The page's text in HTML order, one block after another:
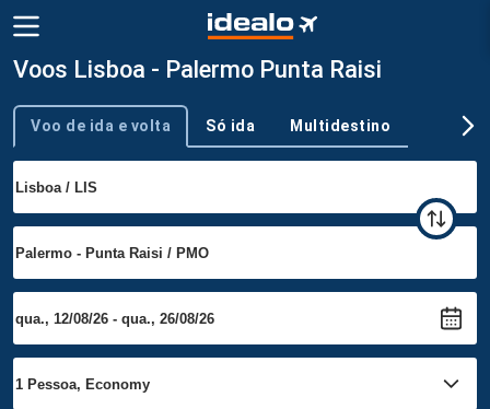
Voos Lisboa - Palermo Punta Raisi
Tipo de viagem
Voo de ida e volta Só ida Multidestino